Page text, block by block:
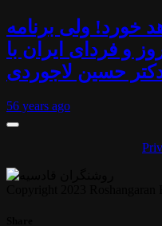
خورد! ولی برنامه
و فردای ایران با
حسین لاجوردی
56 years ago